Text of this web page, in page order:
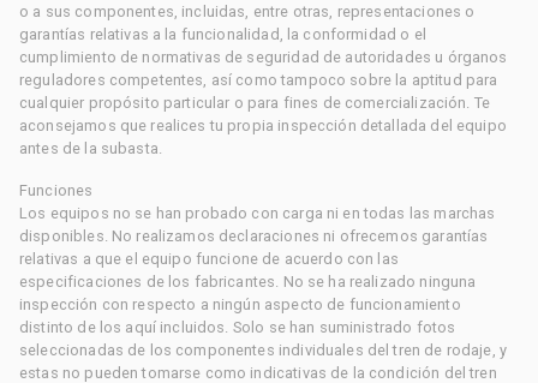
o a sus componentes, incluidas, entre otras, representaciones o
garantías relativas a la funcionalidad, la conformidad o el
cumplimiento de normativas de seguridad de autoridades u órganos
reguladores competentes, así como tampoco sobre la aptitud para
cualquier propósito particular o para fines de comercialización. Te
aconsejamos que realices tu propia inspección detallada del equipo
antes de la subasta.
Funciones
Los equipos no se han probado con carga ni en todas las marchas
disponibles. No realizamos declaraciones ni ofrecemos garantías
relativas a que el equipo funcione de acuerdo con las
especificaciones de los fabricantes. No se ha realizado ninguna
inspección con respecto a ningún aspecto de funcionamiento
distinto de los aquí incluidos. Solo se han suministrado fotos
seleccionadas de los componentes individuales del tren de rodaje, y
estas no pueden tomarse como indicativas de la condición del tren